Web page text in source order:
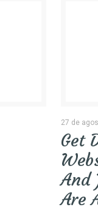
27 de
Get
And
Are